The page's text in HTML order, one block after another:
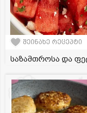
შეინახე რეცეპტი
საზამთროსა და